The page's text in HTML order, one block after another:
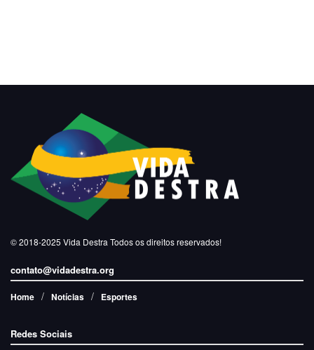
© 2018-2025 Vida Destra Todos os direitos reservados!
contato@vidadestra.org
Home Notícias Esportes
Redes Sociais